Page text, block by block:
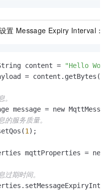
置 Message Expiry Interval：
content =
"Hello
= content.getBytes();
服务质量。
1);
mqttProperties =
期时间。